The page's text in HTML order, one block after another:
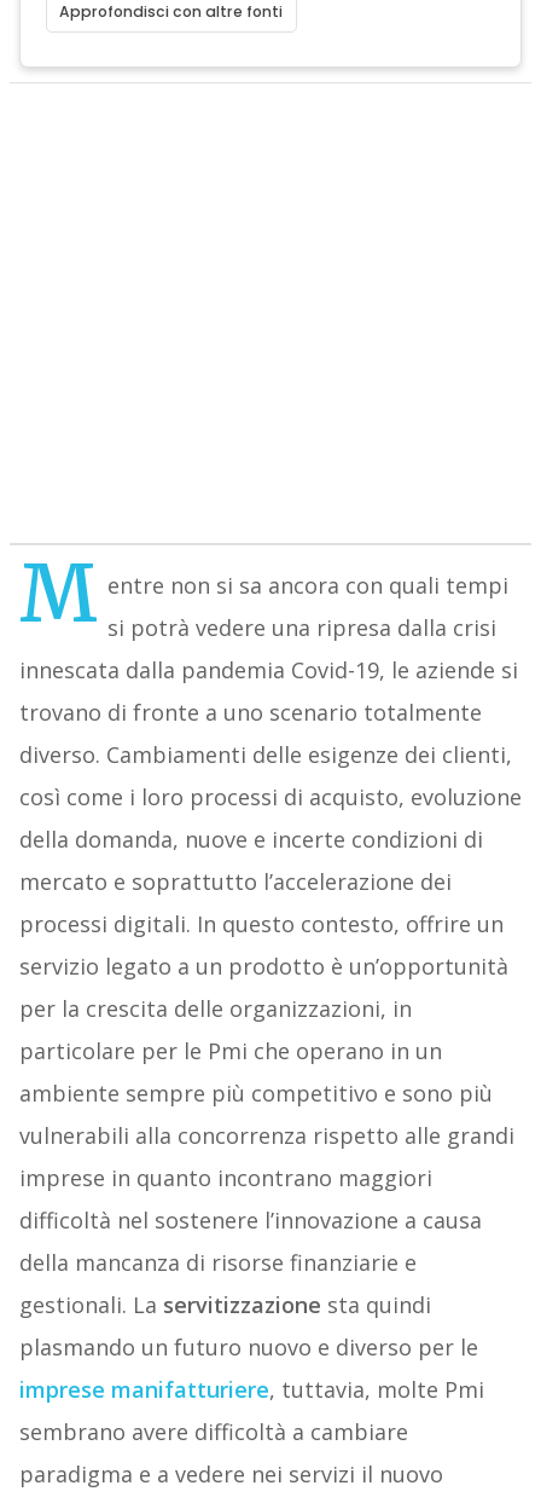
Approfondisci con altre fonti
M entre non si sa ancora con quali tempi
si potrà vedere una ripresa dalla crisi
innescata dalla pandemia Covid-19, le aziende si
trovano di fronte a uno scenario totalmente
diverso. Cambiamenti delle esigenze dei clienti,
così come i loro processi di acquisto, evoluzione
della domanda, nuove e incerte condizioni di
mercato e soprattutto l’accelerazione dei
processi digitali. In questo contesto, offrire un
servizio legato a un prodotto è un’opportunità
per la crescita delle organizzazioni, in
particolare per le Pmi che operano in un
ambiente sempre più competitivo e sono più
vulnerabili alla concorrenza rispetto alle grandi
imprese in quanto incontrano maggiori
difficoltà nel sostenere l’innovazione a causa
della mancanza di risorse finanziarie e
gestionali. La servitizzazione sta quindi
plasmando un futuro nuovo e diverso per le
imprese manifatturiere, tuttavia, molte Pmi
sembrano avere difficoltà a cambiare
paradigma e a vedere nei servizi il nuovo